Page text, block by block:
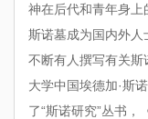
神在后代和青年身上
斯诺墓成为国内外
不断有人撰写有关
大学中国埃德加·斯
了“斯诺研究”丛书，